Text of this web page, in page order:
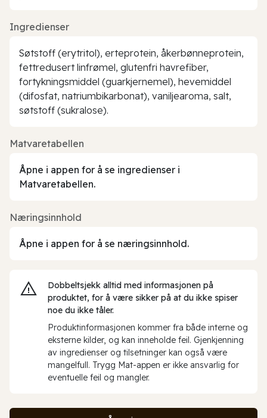
Ingredienser
Søtstoff (erytritol), erteprotein, åkerbønneprotein,
fettredusert linfrømel, glutenfri havrefiber,
fortykningsmiddel (guarkjernemel), hevemiddel
(difosfat, natriumbikarbonat), vaniljearoma, salt,
søtstoff (sukralose).
Matvaretabellen
Åpne i appen for å se ingredienser i
Matvaretabellen.
Næringsinnhold
Åpne i appen for å se næringsinnhold.
Dobbeltsjekk alltid med informasjonen på
produktet, for å være sikker på at du ikke spiser
noe du ikke tåler.
Produktinformasjonen kommer fra både interne og
eksterne kilder, og kan inneholde feil. Gjenkjenning
av ingredienser og tilsetninger kan også være
mangelfull. Trygg Mat-appen er ikke ansvarlig for
eventuelle feil og mangler.